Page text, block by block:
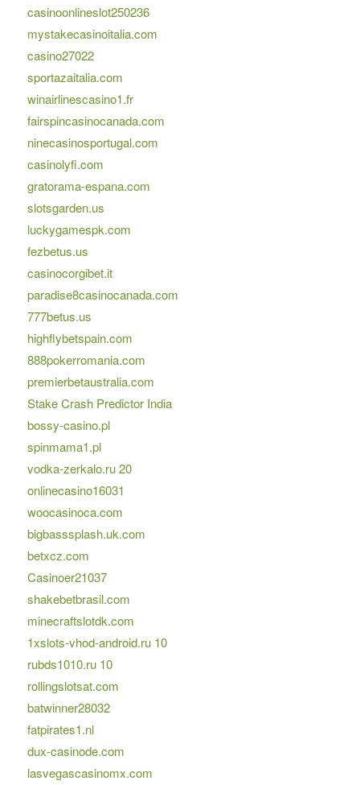
casinoonlineslot250236
mystakecasinoitalia.com
casino27022
sportazaitalia.com
winairlinescasino1.fr
fairspincasinocanada.com
ninecasinosportugal.com
casinolyfi.com
gratorama-espana.com
slotsgarden.us
luckygamespk.com
fezbetus.us
casinocorgibet.it
paradise8casinocanada.com
777betus.us
highflybetspain.com
888pokerromania.com
premierbetaustralia.com
Stake Crash Predictor India
bossy-casino.pl
spinmama1.pl
vodka-zerkalo.ru 20
onlinecasino16031
woocasinoca.com
bigbasssplash.uk.com
betxcz.com
Casinoer21037
shakebetbrasil.com
minecraftslotdk.com
1xslots-vhod-android.ru 10
rubds1010.ru 10
rollingslotsat.com
batwinner28032
fatpirates1.nl
dux-casinode.com
lasvegascasinomx.com